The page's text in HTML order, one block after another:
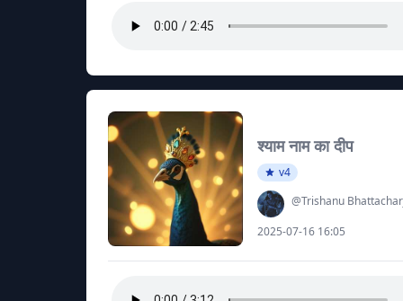
श्याम नाम का दीप
v4
@Trishanu
2025-07-16 16:05